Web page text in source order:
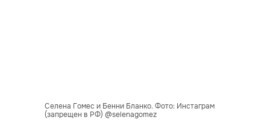
Селена Гомес и Бенни Бланко. Фото: Инстаграм
(запрещен в РФ) @selenagomez